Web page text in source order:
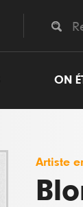
ON
Artiste